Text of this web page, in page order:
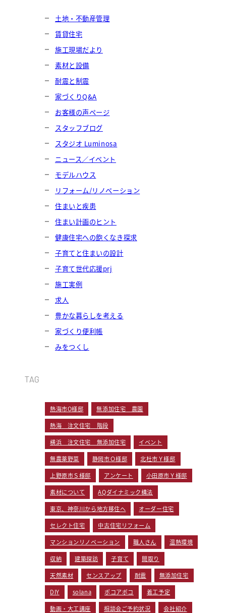
土地・不動産管理
賃貸住宅
施工現場だより
素材と設備
耐震と制震
家づくりQ&A
お客様の声ページ
スタッフブログ
スタジオ Luminosa
ニュース／イベント
モデルハウス
リフォーム/リノベーション
住まいと疾患
住まい計画のヒント
健康住宅への飽くなき探求
子育てと住まいの設計
子育て世代応援prj
施工実例
求人
豊かな暮らしを考える
家づくり便利帳
みをつくし
TAG
熱海市O様邸 無添加住宅 農園
熱海 注文住宅 階段
横浜 注文住宅 無添加住宅 イベント
無農薬野菜 静岡市Ｏ様邸 北杜市Ｙ様邸
上野原市Ｓ様邸 アンケート 小田原市Ｙ様邸
素材について AQダイナミック構法
東京、神奈川から地方移住へ オーダー住宅
セレクト住宅 中古住宅リフォーム
マンションリノベーション 職人さん 温熱環境
収納 建築探訪 子育て 間取り
天然素材 センスアップ 耐震 無添加住宅
DIY solana ポコアポコ 着工予定
動画・大工講座 相談会ご予約状況 会社紹介